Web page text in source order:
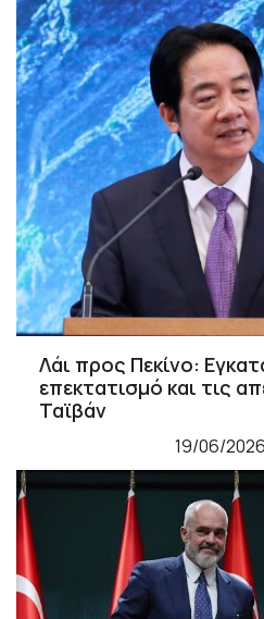
Λάι προς Πεκίνο:
επεκτατισμό και τις
Ταϊβάν
19/06/